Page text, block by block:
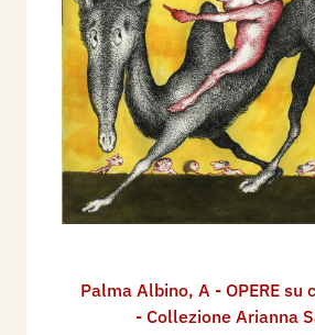
Palma Albino, A - OPERE su
- Collezione Arianna